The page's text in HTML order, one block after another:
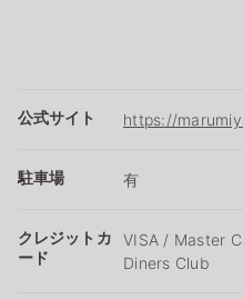
公式サイト https://
駐車場 有
クレジットカ
ード
VISA / Master
Diners Club